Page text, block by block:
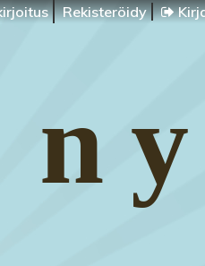
Rekisteröidy